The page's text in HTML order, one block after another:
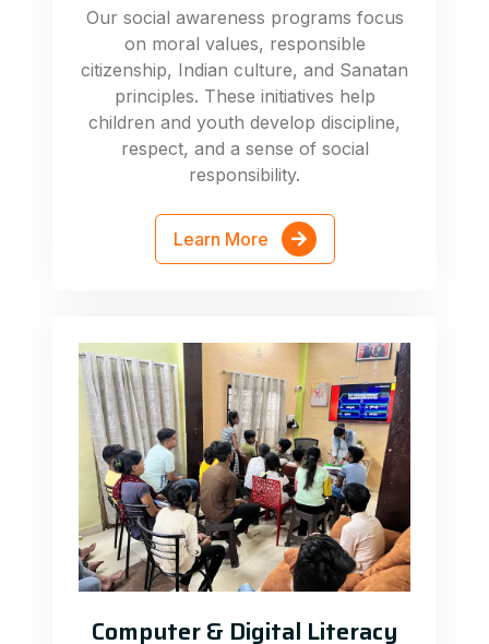
Our social awareness programs focus
on moral values, responsible
citizenship, Indian culture, and Sanatan
principles. These initiatives help
children and youth develop discipline,
respect, and a sense of social
responsibility.
Learn More
Computer & Digital Literacy